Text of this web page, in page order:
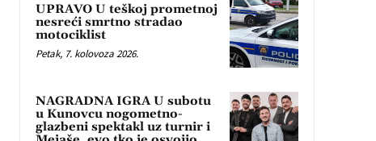
UPRAVO U teškoj prometnoj
nesreći smrtno stradao
motociklist
Petak, 7. kolovoza 2026.
NAGRADNA IGRA U subotu
u Kunovcu nogometno-
glazbeni spektakl uz turnir i